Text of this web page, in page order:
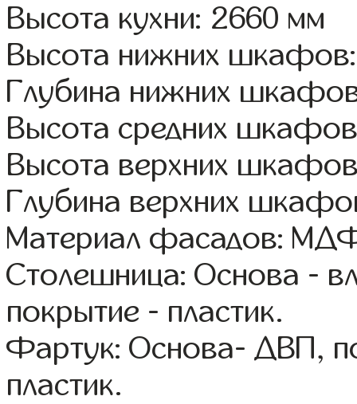
Высота кухни: 2660 мм
Высота нижних
Глубина нижних
Высота средних
Высота верхних
Глубина верхних
Материал фасадов:
Столешница: Основа -
покрытие - пластик.
Фартук: Основа- ДВП,
пластик.